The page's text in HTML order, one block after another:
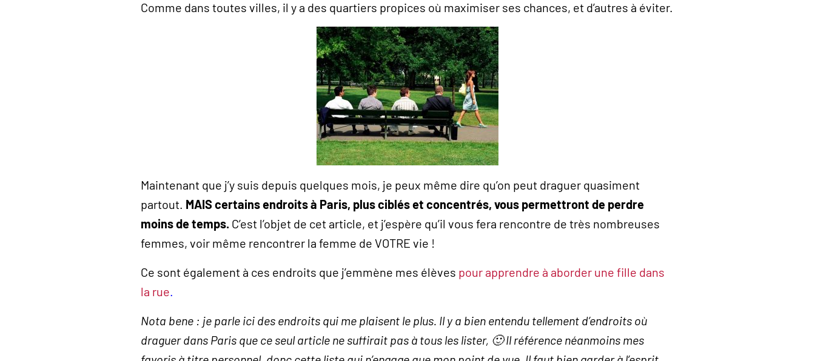
Comme dans toutes villes, il y a des quartiers propices où maximiser ses chances, et d’autres à éviter.
Maintenant que j’y suis depuis quelques mois, je peux même dire qu’on peut draguer quasiment
partout. MAIS certains endroits à Paris, plus ciblés et concentrés, vous permettront de perdre
moins de temps. C’est l’objet de cet article, et j’espère qu’il vous fera rencontre de très nombreuses
femmes, voir même rencontrer la femme de VOTRE vie !
Ce sont également à ces endroits que j’emmène mes élèves pour apprendre à aborder une fille dans
la rue
Nota bene : je parle ici des endroits qui me plaisent le plus. Il y a bien entendu tellement d’endroits où
draguer dans Paris que ce seul article ne suffirait pas à tous les lister, 🙂 Il référence néanmoins mes